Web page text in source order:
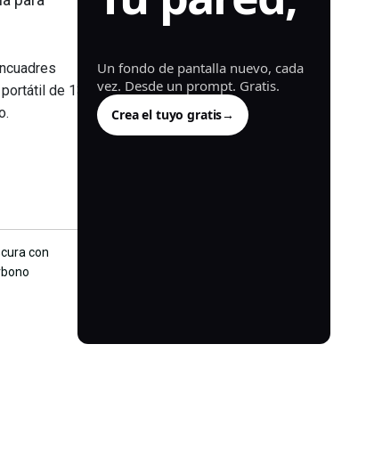
de 13
generada.
Un fondo de pantalla nuevo, cada
vez. Desde un prompt. Gratis.
Crea el tuyo gratis→